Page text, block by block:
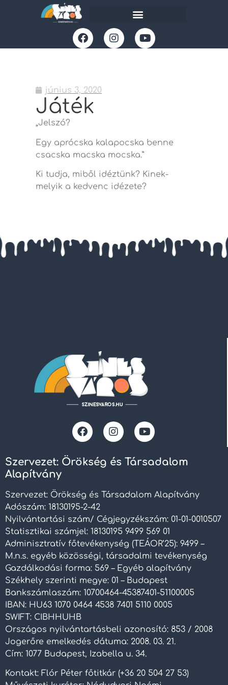
június 3, 2020
Játék
„Jelszó?
Egy aprócska kalapocska benne
csacska macska mocska.”
Ki tudja, miből idéztünk? Kinek-
melyik a kedvenc idézete?
Szervezet: Örökség és Társadalom
Alapítvány
Szervezet: Örökség és Társadalom Alapítvány
Adószám: 18130195-2-42
Nyilvántartási szám/ Cégjegyzékszám: 01-01-0010507
Statisztikai számjel: 18130195 9499 569 01
Adminisztratív főtevékenység (TEÁOR’25): 9499 –
M.n.s. egyéb közösségi, társadalmi tevékenység
Gazdálkodási forma: 569 – Egyéb alapítvány
Székhely szerinti megye: 01 – Budapest
Bankszámlaszám: 10700464-45387401-51100005
IBAN: HU63 1070 0464 4538 7401 5110 0005
SWIFT: CIBHHUHB
Országos nyilvántartásbeli azonosító: 853 / 2008
Jogerőre emelkedés dátuma: 2008. 03. 21.
Cím: 1077 Budapest, Izabella u. 34.
Kontakt: Flór Péter főtitkár (+36 20 504 27 53)